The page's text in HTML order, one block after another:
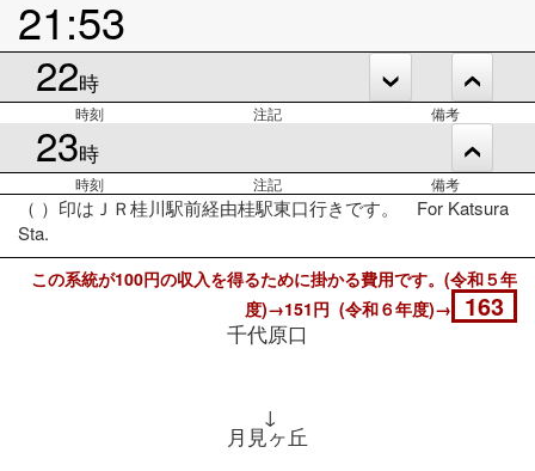
21:53
22時
時刻 注記 備考
23時
時刻 注記 備考
（ ）印はＪＲ桂川駅前経由桂駅東口行きです。 For Katsura
Sta.
この系統が100円の収入を得るために掛かる費用です。(令和５年
度)→151円 (令和６年度)→
163
千代原口
↓
月見ヶ丘